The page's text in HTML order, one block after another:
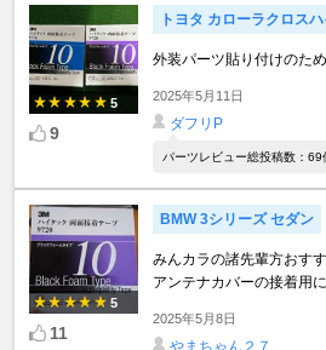
5
9
トヨタ カローラクロス
外装パーツ貼り付けのため
2025年5月11日
ダフリP
パーツレビュー総投稿数：69
5
11
BMW 3シリーズ セダン
みんカラの諸先輩方おす
アンテナカバーの接着用
2025年5月8日
やまちゃん２７